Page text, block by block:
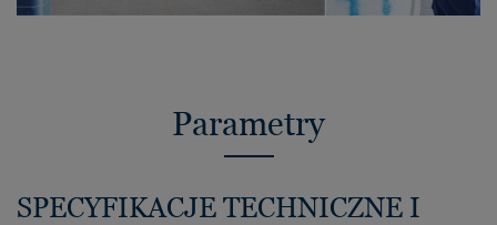
Parametry
SPECYFIKACJE TECHNICZNE I